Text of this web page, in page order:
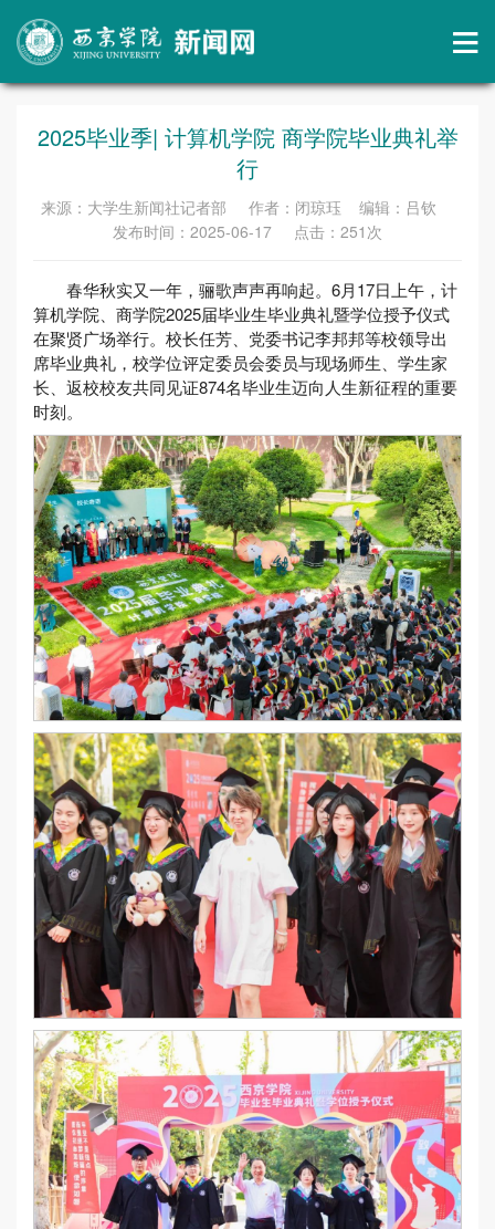
2025毕业季| 计算机学院 商学院毕业典礼举
行
来源：大学生新闻社记者部 作者：闭琼珏 编辑：吕钦
发布时间：2025-06-17 点击： 251 次
春华秋实又一年，骊歌声声再响起。6月17日上午，计
算机学院、商学院2025届毕业生毕业典礼暨学位授予仪式
在聚贤广场举行。校长任芳、党委书记李邦邦等校领导出
席毕业典礼，校学位评定委员会委员与现场师生、学生家
长、返校校友共同见证874名毕业生迈向人生新征程的重要
时刻。